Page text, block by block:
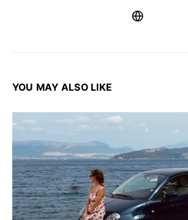
YOU MAY ALSO LIKE